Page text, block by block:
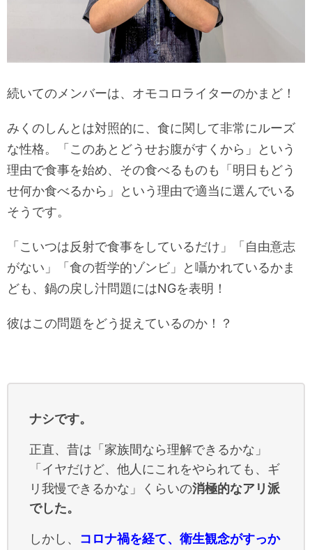
続いてのメンバーは、オモコロライターのかまど！
みくのしんとは対照的に、食に関して非常にルーズ
な性格。「このあとどうせお腹がすくから」という
理由で食事を始め、その食べるものも「明日もどう
せ何か食べるから」という理由で適当に選んでいる
そうです。
「こいつは反射で食事をしているだけ」「自由意志
がない」「食の哲学的ゾンビ」と囁かれているかま
ども、鍋の戻し汁問題にはNGを表明！
彼はこの問題をどう捉えているのか！？
ナシです。
正直、昔は「家族間なら理解できるかな」
「イヤだけど、他人にこれをやられても、ギ
リ我慢できるかな」くらいの消極的なアリ派
でした。
しかし、 コロナ禍を経て、衛生観念がすっか